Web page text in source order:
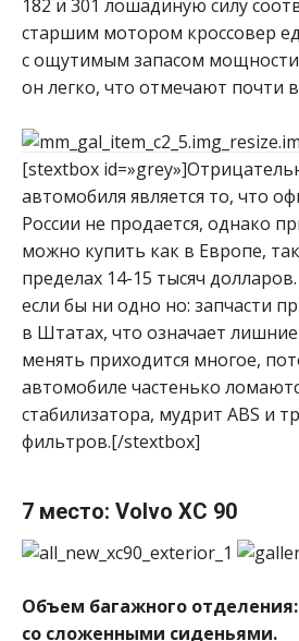
182 и 301 лошадиную силу
старшим мотором кроссовер
с ощутимым запасом
он легко, что отмечают почти
[stextbox
автомобиля является то, что
России не продается, однако
можно купить как в Европе,
пределах 14-15 тысяч
если бы ни одно но: запчасти
в Штатах, что означает
менять приходится многое,
автомобиле частенько
стабилизатора, мудрит ABS и
фильтров.[/stextbox]
7 место: Volvo XC 90
Объем багажного отделения:
со сложенными сиденьями.